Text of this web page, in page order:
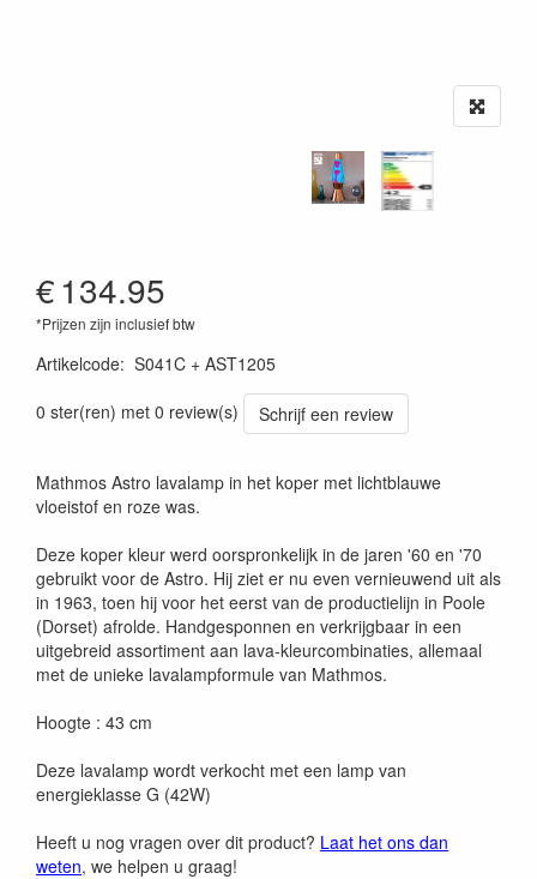
€134.95
*Prijzen zijn inclusief btw
Artikelcode: S041C + AST1205
0 ster(ren) met 0 review(s)
Schrijf een review
Mathmos Astro lavalamp in het koper met lichtblauwe
vloeistof en roze was.
Deze koper kleur werd oorspronkelijk in de jaren '60 en '70
gebruikt voor de Astro. Hij ziet er nu even vernieuwend uit als
in 1963, toen hij voor het eerst van de productielijn in Poole
(Dorset) afrolde. Handgesponnen en verkrijgbaar in een
uitgebreid assortiment aan lava-kleurcombinaties, allemaal
met de unieke lavalampformule van Mathmos.
Hoogte : 43 cm
Deze lavalamp wordt verkocht met een lamp van
energieklasse G (42W)
Heeft u nog vragen over dit product? Laat het ons dan
weten, we helpen u graag!